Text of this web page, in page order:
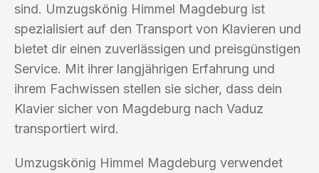
sind. Umzugskönig Himmel Magdeburg ist
spezialisiert auf den Transport von Klavieren und
bietet dir einen zuverlässigen und preisgünstigen
Service. Mit ihrer langjährigen Erfahrung und
ihrem Fachwissen stellen sie sicher, dass dein
Klavier sicher von Magdeburg nach Vaduz
transportiert wird.
Umzugskönig Himmel Magdeburg verwendet